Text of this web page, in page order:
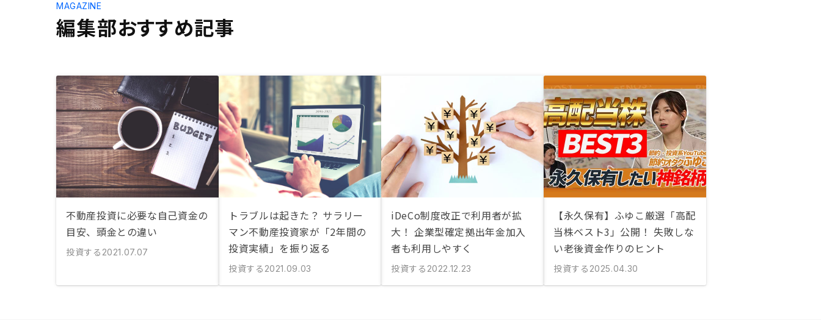
編集部おすすめ記事
MAGAZINE
不動産投資に必要な自己資金の
目安、頭金との違い
投資する 2021.07.07
トラブルは起きた？ サラリー
マン不動産投資家が「2年間の
投資実績」を振り返る
投資する 2021.09.03
iDeCo制度改正で利用者が拡
大！ 企業型確定拠出年金加入
者も利用しやすく
投資する 2022.12.23
【永久保有】ふゆこ厳選「高配
当株ベスト3」公開！ 失敗しな
い老後資金作りのヒント
投資する 2025.04.30